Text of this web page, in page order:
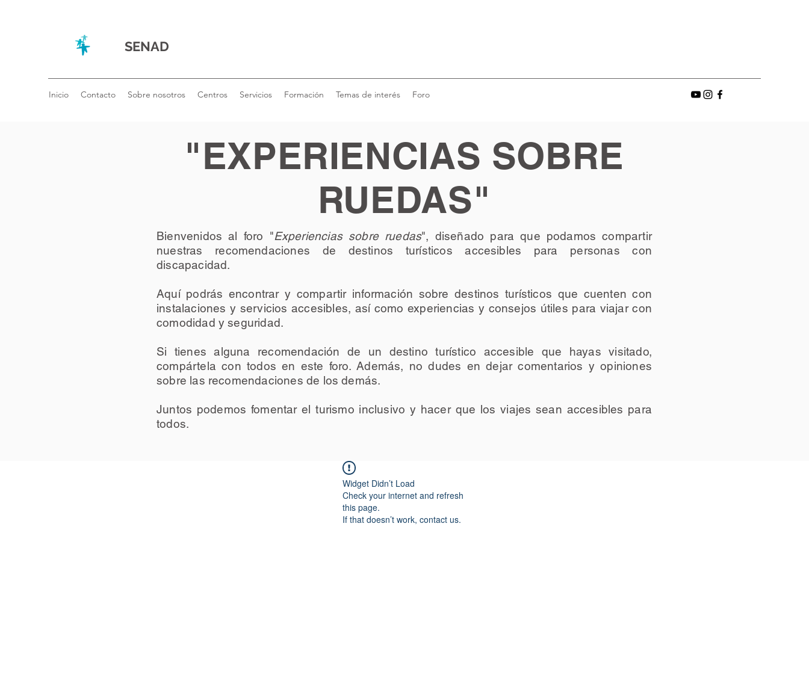
SENAD
Inicio Contacto Sobre nosotros Centros Servicios Formación Temas de interés Foro
"EXPERIENCIAS SOBRE
RUEDAS"
Bienvenidos al foro "Experiencias sobre ruedas", diseñado para que podamos compartir
nuestras recomendaciones de destinos turísticos accesibles para personas con
discapacidad.
Aquí podrás encontrar y compartir información sobre destinos turísticos que cuenten con
instalaciones y servicios accesibles, así como experiencias y consejos útiles para viajar con
comodidad y seguridad.
Si tienes alguna recomendación de un destino turístico accesible que hayas visitado,
compártela con todos en este foro. Además, no dudes en dejar comentarios y opiniones
sobre las recomendaciones de los demás.
Juntos podemos fomentar el turismo inclusivo y hacer que los viajes sean accesibles para
todos.
Widget Didn’t Load
Check your internet and refresh
this page.
If that doesn’t work, contact us.